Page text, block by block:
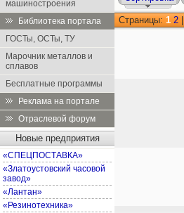
машиностроения
Библиотека портала
ГОСТы, ОСТы, ТУ
Марочник металлов и
сплавов
Бесплатные программы
Реклама на портале
Отраслевой форум
Новые предприятия
«СПЕЦПОСТАВКА»
«Златоустовский часовой
завод»
«Лантан»
«Резинотехника»
Страницы: 1 2